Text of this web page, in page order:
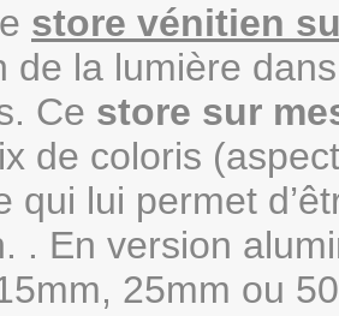
store vénitien
de la lumière
Ce store sur
de coloris
qui lui permet
. En version
25mm ou